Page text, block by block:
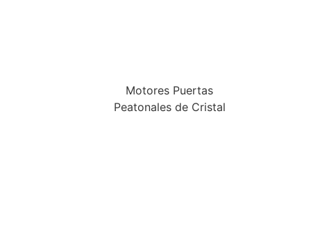
Motores Puertas
Peatonales de Cristal